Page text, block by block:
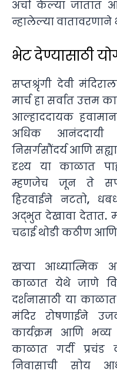
अर्चा केल्या जातात
न्हालेल्या वातावरणाने
भेट देण्यासाठी
सप्तश्रृंगी देवी
मार्च हा सर्वात
आल्हाददायक
अधिक आनंददायी
निसर्गसौंदर्य आणि
दृश्य या काळात
म्हणजेच जून ते
हिरवाईने नटतो,
अद्भुत देखावा देतात.
चढाई थोडी कठीण
खऱ्या आध्यात्मिक
काळात येथे जाणे
दर्शनासाठी या
मंदिर रोषणाईने
कार्यक्रम आणि भव्य
काळात गर्दी प्रचंड
निवासाची सोय